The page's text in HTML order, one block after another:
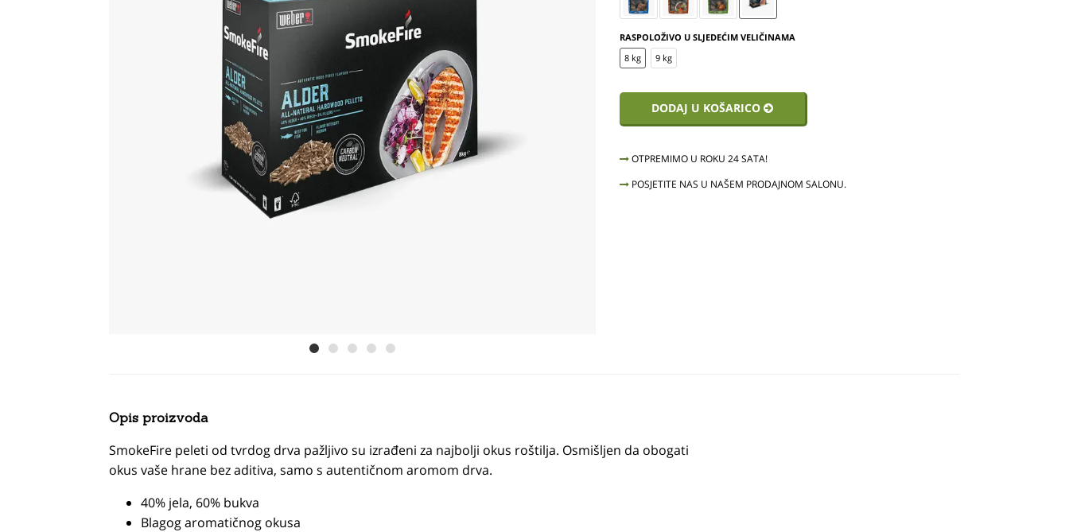
RASPOLOŽIVO U SLJEDEĆIM VELIČINAMA
8 kg
9 kg
DODAJ U KOŠARICO
OTPREMIMO U ROKU 24 SATA!
POSJETITE NAS U NAŠEM PRODAJNOM SALONU.
Opis proizvoda
SmokeFire peleti od tvrdog drva pažljivo su izrađeni za najbolji okus roštilja. Osmišljen da obogati
okus vaše hrane bez aditiva, samo s autentičnom aromom drva.
40% jela, 60% bukva
Blagog aromatičnog okusa